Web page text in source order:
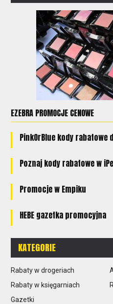
EZEBRA PROMOCJE CENOWE
PinkOrBlue kody rabatowe
Poznaj kody rabatowe w
Promocje w Empiku
HEBE gazetka promocyjna
KATEGORIE
Rabaty w drogeriach
Rabaty w księgarniach
Gazetki